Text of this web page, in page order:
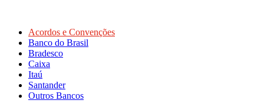
Acordos e Convenções
Banco do Brasil
Bradesco
Caixa
Itaú
Santander
Outros Bancos